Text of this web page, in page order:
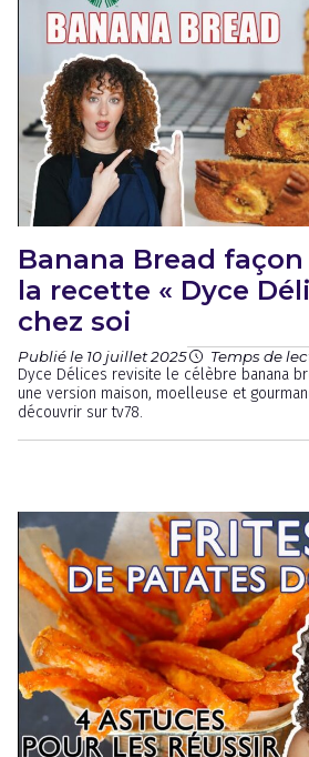
Banana Bread
la recette « Dyce
chez soi
Publié le 10 juillet 2025 Temps de
Dyce Délices revisite le célèbre banana
une version maison, moelleuse et
découvrir sur tv78.